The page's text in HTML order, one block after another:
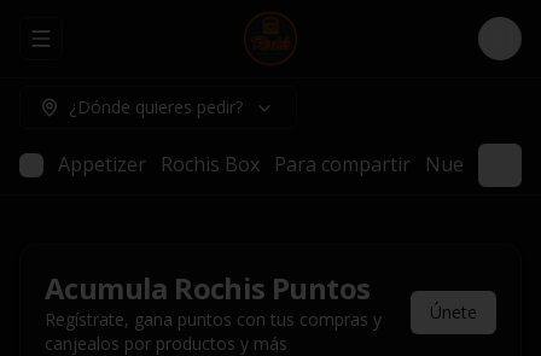
Abrir menu de navegación Login
¿Dónde quieres pedir?
Appetizer Rochis Box Para compartir Nuestros
Acumula Rochis Puntos
Regístrate, gana puntos con tus compras y
canjealos por productos y más
Únete